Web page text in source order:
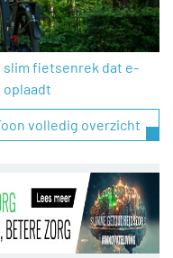
fietsenrek dat e-
volledig overzicht